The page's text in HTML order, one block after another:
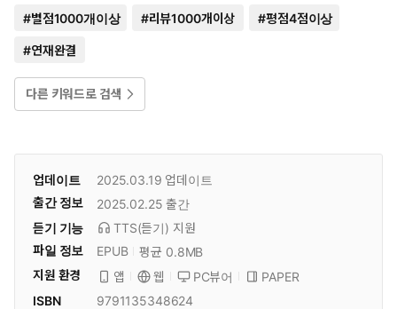
#별점1000개이상 #리뷰1000개이상 #평점4점이상
#연재완결
다른 키워드로 검색
업데이트 2025.03.19 업데이트
출간 정보
2025.02.25 출간
듣기 기능
TTS(듣기) 지원
파일 정보
EPUB
평균 0.8MB
지원 환경
앱 웹 PC뷰어
PAPER
ISBN
9791135348624